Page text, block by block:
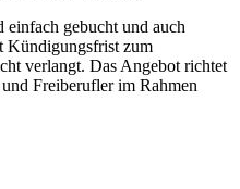
gebucht und auch
Kündigungsfrist zum
verlangt. Das Angebot richtet
Freiberufler im Rahmen